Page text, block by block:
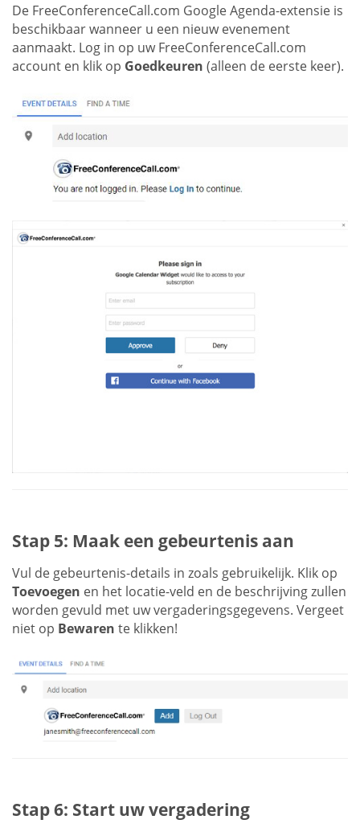
De FreeConferenceCall.com Google Agenda-extensie is
beschikbaar wanneer u een nieuw evenement
aanmaakt. Log in op uw FreeConferenceCall.com
account en klik op Goedkeuren (alleen de eerste keer).
Stap 5: Maak een gebeurtenis aan
Vul de gebeurtenis-details in zoals gebruikelijk. Klik op
Toevoegen en het locatie-veld en de beschrijving zullen
worden gevuld met uw vergaderingsgegevens. Vergeet
niet op Bewaren te klikken!
Stap 6: Start uw vergadering